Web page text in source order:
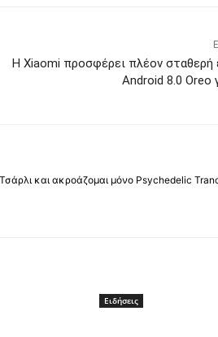
Η Xiaomi προσφέρει πλέον σταθερή
Android 8.0 Oreo
και ακροάζομαι μόνο Psychedelic
Ειδήσεις